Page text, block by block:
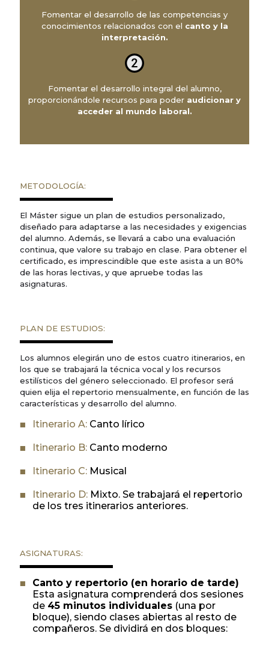
Fomentar el desarrollo de las competencias y
conocimientos relacionados con el canto y la
interpretación.
Fomentar el desarrollo integral del alumno,
proporcionándole recursos para poder audicionar y
acceder al mundo laboral.
METODOLOGÍA:
El Máster sigue un plan de estudios personalizado,
diseñado para adaptarse a las necesidades y exigencias
del alumno. Además, se llevará a cabo una evaluación
continua, que valore su trabajo en clase. Para obtener el
certificado, es imprescindible que este asista a un 80%
de las horas lectivas, y que apruebe todas las
asignaturas.
PLAN DE ESTUDIOS:
Los alumnos elegirán uno de estos cuatro itinerarios, en
los que se trabajará la técnica vocal y los recursos
estilísticos del género seleccionado. El profesor será
quien elija el repertorio mensualmente, en función de las
características y desarrollo del alumno.
Itinerario A: Canto lírico
Itinerario B: Canto moderno
Itinerario C: Musical
Itinerario D: Mixto. Se trabajará el repertorio
de los tres itinerarios anteriores.
ASIGNATURAS:
Canto y repertorio (en horario de tarde)
Esta asignatura comprenderá dos sesiones
de 45 minutos individuales (una por
bloque), siendo clases abiertas al resto de
compañeros. Se dividirá en dos bloques: